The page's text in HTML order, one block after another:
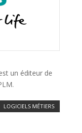
un éditeur de
LOGICIELS MÉTIERS